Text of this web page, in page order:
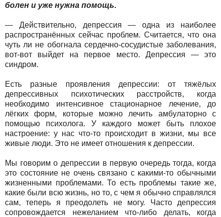
болен и уже нужна помощь.
— Действительно, депрессия — одна из наиболее
распространённых сейчас проблем. Считается, что она
чуть ли не обогнала сердечно-сосудистые заболевания,
вот-вот выйдет на первое место. Депрессия — это
синдром.
Есть разные проявления депрессии: от тяжёлых
депрессивных психотических расстройств, когда
необходимо интенсивное стационарное лечение, до
лёгких форм, которые можно лечить амбулаторно с
помощью психолога. У каждого может быть плохое
настроение: у нас что-то происходит в жизни, мы все
живые люди. Это не имеет отношения к депрессии.
Мы говорим о депрессии в первую очередь тогда, когда
это состояние не очень связано с какими-то обычными
жизненными проблемами. То есть проблемы такие же,
какие были всю жизнь, но то, с чем я обычно справлялся
сам, теперь я преодолеть не могу. Часто депрессия
сопровождается нежеланием что-либо делать, когда